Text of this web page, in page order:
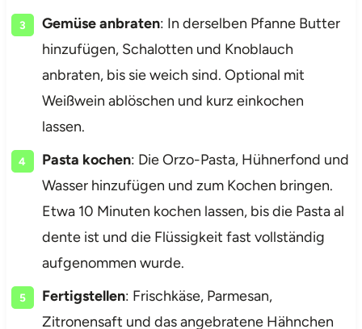
Gemüse anbraten: In derselben Pfanne Butter
hinzufügen, Schalotten und Knoblauch
anbraten, bis sie weich sind. Optional mit
Weißwein ablöschen und kurz einkochen
lassen.
Pasta kochen: Die Orzo-Pasta, Hühnerfond und
Wasser hinzufügen und zum Kochen bringen.
Etwa 10 Minuten kochen lassen, bis die Pasta al
dente ist und die Flüssigkeit fast vollständig
aufgenommen wurde.
Fertigstellen: Frischkäse, Parmesan,
Zitronensaft und das angebratene Hähnchen